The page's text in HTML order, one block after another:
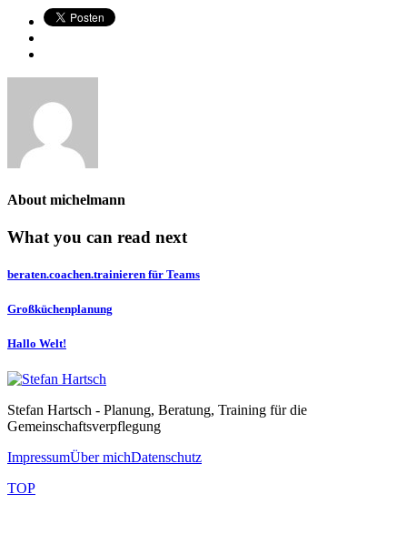
About michelmann
What you can read next
beraten.coachen.trainieren für Teams
Großküchenplanung
Hallo Welt!
Stefan Hartsch - Planung, Beratung, Training für die
Gemeinschaftsverpflegung
ImpressumÜber michDatenschutz
TOP